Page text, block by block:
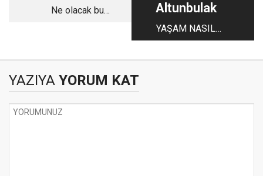
Ne olacak bu
Altunbulak
YAŞAM NASIL
BAŞLADI...!
YAZIYA YORUM KAT